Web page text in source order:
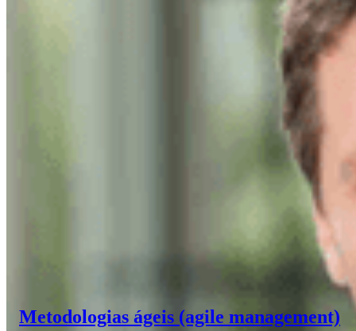
Metodologias ágeis (agile management)